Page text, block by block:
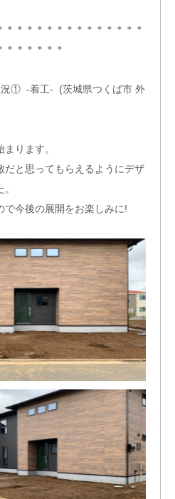
＊＊＊＊＊＊＊＊＊＊＊＊＊＊
＊＊＊＊＊＊
① -着工- (茨城県つくば市 外
ります。
だと思ってもらえるようにデザ
で今後の展開をお楽しみに!